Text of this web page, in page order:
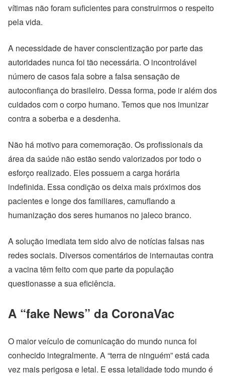
vítimas não foram suficientes para construirmos o respeito
pela vida.
A necessidade de haver conscientização por parte das
autoridades nunca foi tão necessária. O incontrolável
número de casos fala sobre a falsa sensação de
autoconfiança do brasileiro. Dessa forma, pode ir além dos
cuidados com o corpo humano. Temos que nos imunizar
contra a soberba e a desdenha.
Não há motivo para comemoração. Os profissionais da
área da saúde não estão sendo valorizados por todo o
esforço realizado. Eles possuem a carga horária
indefinida. Essa condição os deixa mais próximos dos
pacientes e longe dos familiares, camuflando a
humanização dos seres humanos no jaleco branco.
A solução imediata tem sido alvo de notícias falsas nas
redes sociais. Diversos comentários de internautas contra
a vacina têm feito com que parte da população
questionasse a sua eficiência.
A “fake News” da CoronaVac
O maior veículo de comunicação do mundo nunca foi
conhecido integralmente. A “terra de ninguém” está cada
vez mais perigosa e letal. E essa letalidade todo mundo é